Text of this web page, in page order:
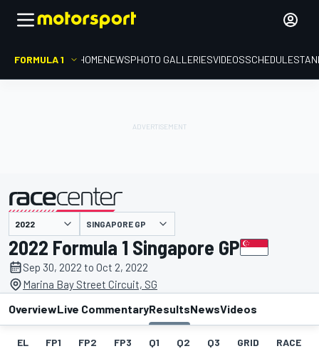
FORMULA 1 HOMENEWSPHOTO GALLERIESVIDEOSSCHEDULE
presented by SINGAPORE GP
2022 Formula 1 Singapore GP
Sep 30, 2022 to Oct 2, 2022
Marina Bay Street Circuit, SG
OverviewLive CommentaryResultsNewsVideos
EL FP1 FP2 FP3 Q1 Q2 Q3 GRID RACE